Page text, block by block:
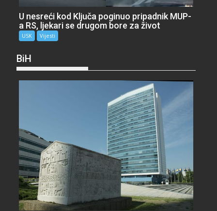
U nesreći kod Ključa poginuo pripadnik MUP-
a RS, ljekari se drugom bore za život
USK Vijesti
BiH